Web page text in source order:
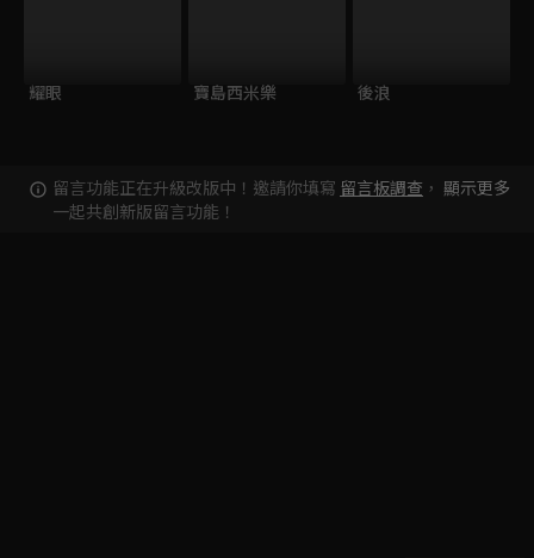
耀眼 寶島西米樂 後浪
留言功能正在升級改版中！邀請你填寫 留言板調查 ，
一起共創新版留言功能！
顯示更多